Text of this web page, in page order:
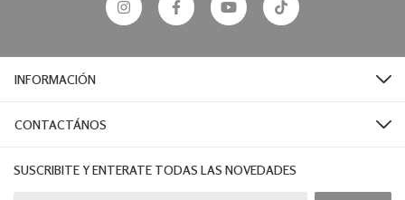
INFORMACIÓN
CONTACTÁNOS
SUSCRIBITE Y ENTERATE TODAS LAS NOVEDADES